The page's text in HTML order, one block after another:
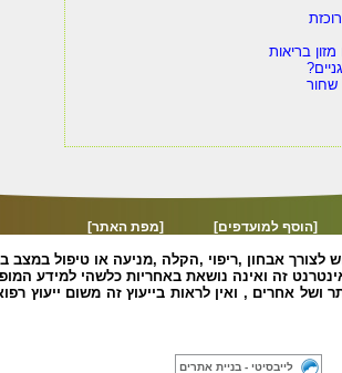
בריאות
שחור
[הוסף למועדפים] [מפת האתר]
לצורך אבחון ,ריפוי ,הקלה ,מניעה או טיפול במצב
זה ואינה נושאת באחריות כלשהי למידע
ושל אחרים , ואין לראות בייעוץ זה משום ייעוץ
לייבסיטי - בניית אתרים